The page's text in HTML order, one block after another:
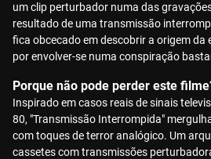
um clip perturbador numa das
resultado de uma transmissão
fica obcecado em descobrir a origem da
por envolver-se numa conspiração
Porque não pode perder este
Inspirado em casos reais de sinais
80, "Transmissão Interrompida"
com toques de terror analógico. Um
cassetes com transmissões